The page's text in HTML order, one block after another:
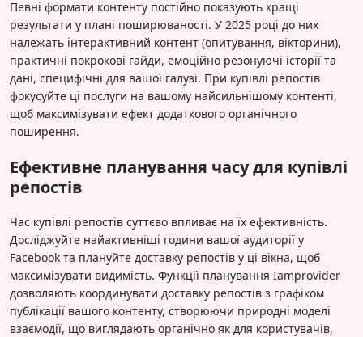
Певні формати контенту постійно показують кращі
результати у плані поширюваності. У 2025 році до них
належать інтерактивний контент (опитування, вікторини),
практичні покрокові гайди, емоційно резонуючі історії та
дані, специфічні для вашої галузі. При купівлі репостів
фокусуйте ці послуги на вашому найсильнішому контенті,
щоб максимізувати ефект додаткового органічного
поширення.
Ефективне планування часу для купівлі
репостів
Час купівлі репостів суттєво впливає на їх ефективність.
Досліджуйте найактивніші години вашої аудиторії у
Facebook та плануйте доставку репостів у ці вікна, щоб
максимізувати видимість. Функції планування Iamprovider
дозволяють координувати доставку репостів з графіком
публікації вашого контенту, створюючи природні моделі
взаємодії, що виглядають органічно як для користувачів,